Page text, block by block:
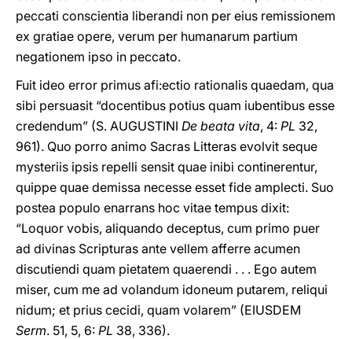
peccati conscientia liberandi non per eius remissionem
ex gratiae opere, verum per humanarum partium
negationem ipso in peccato.
Fuit ideo error primus afi:ectio rationalis quaedam, qua
sibi persuasit “docentibus potius quam iubentibus esse
credendum” (S. AUGUSTINI De beata vita, 4: PL 32,
961). Quo porro animo Sacras Litteras evolvit seque
mysteriis ipsis repelli sensit quae inibi continerentur,
quippe quae demissa necesse esset fide amplecti. Suo
postea populo enarrans hoc vitae tempus dixit:
“Loquor vobis, aliquando deceptus, cum primo puer
ad divinas Scripturas ante vellem afferre acumen
discutiendi quam pietatem quaerendi . . . Ego autem
miser, cum me ad volandum idoneum putarem, reliqui
nidum; et prius cecidi, quam volarem” (EIUSDEM
Serm. 51, 5, 6: PL 38, 336).